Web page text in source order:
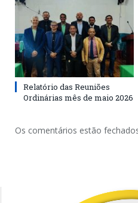
Relatório das Reuniões
Ordinárias mês de maio 2026
Os comentários estão